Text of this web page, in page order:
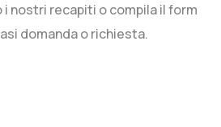
nostri recapiti o compila il form
domanda o richiesta.